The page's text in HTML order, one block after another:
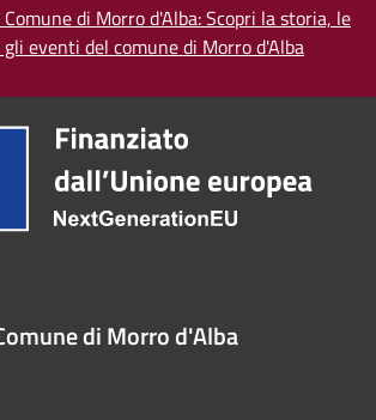
di Morro d'Alba: Scopri la storia, le
eventi del comune di Morro d'Alba
di Morro d'Alba